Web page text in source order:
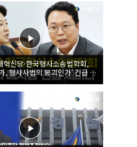
신당·한국형사소송법학회,
, 형사사법의 붕괴인가' 긴급 세